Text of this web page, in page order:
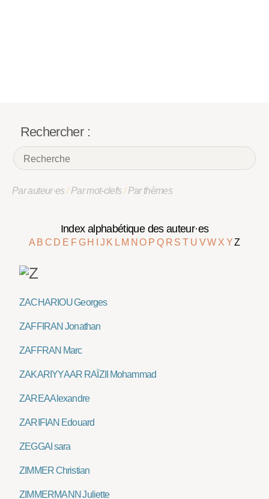
Rechercher :
Par auteur·es/Par mot-clefs/Par thèmes
Index alphabétique des auteur·es
A B C D E F G H J K L M NO P Q R ST U VW X YZ
ZACHARIOU Georges
ZAFFIRAN Jonathan
ZAFFRAN Marc
ZAKARIYYA AR RAÏZII Mohammad
ZAREA Alexandre
ZARIFIAN Edouard
ZEGGAI sara
ZIMMER Christian
ZIMMERMANN Juliette